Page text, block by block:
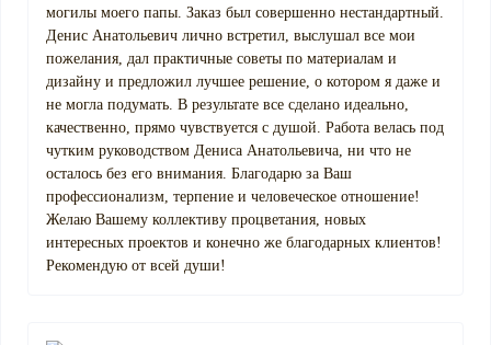
могилы моего папы. Заказ был совершенно нестандартный.
Денис Анатольевич лично встретил, выслушал все мои
пожелания, дал практичные советы по материалам и
дизайну и предложил лучшее решение, о котором я даже и
не могла подумать. В результате все сделано идеально,
качественно, прямо чувствуется с душой. Работа велась под
чутким руководством Дениса Анатольевича, ни что не
осталось без его внимания. Благодарю за Ваш
профессионализм, терпение и человеческое отношение!
Желаю Вашему коллективу процветания, новых
интересных проектов и конечно же благодарных клиентов!
Рекомендую от всей души!